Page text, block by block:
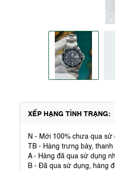
XẾP HẠNG TÌNH TRẠNG:
N - Mới 100% chưa qua sử
TB - Hàng trưng bày, thanh
A - Hàng đã qua sử dụng
B - Đã qua sử dụng, hàng